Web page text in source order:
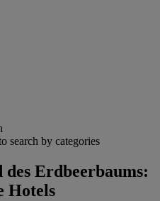
search by categories
des Erdbeerbaums:
Hotels